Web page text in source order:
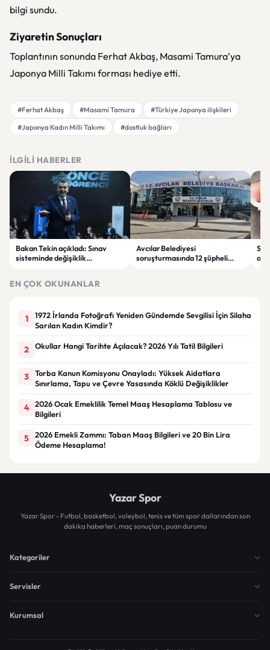
bilgi sundu.
Ziyaretin Sonuçları
Toplantının sonunda Ferhat Akbaş, Masami Tamura’ya
Japonya Milli Takımı forması hediye etti.
#Ferhat Akbaş #Masami Tamura
#Türkiye Japonya ilişkileri
#Japonya Kadın Milli Takımı
#dostluk bağları
İLGILI HABERLER
Bakan Tekin açıkladı: Sınav
sisteminde değişiklik
Avcılar Belediyesi
soruşturmasında 12 şüpheli
EN ÇOK OKUNANLAR
1
1972 İrlanda Fotoğrafı Yeniden Gündemde Sevgilisi İçin Silaha
Sarılan Kadın Kimdir?
2 Okullar Hangi Tarihte Açılacak? 2026 Yılı Tatil Bilgileri
3
Torba Kanun Komisyonu Onayladı: Yüksek Aidatlara
Sınırlama, Tapu ve Çevre Yasasında Köklü Değişiklikler
4
2026 Ocak Emeklilik Temel Maaş Hesaplama Tablosu ve
Bilgileri
5
2026 Emekli Zammı: Taban Maaş Bilgileri ve 20 Bin Lira
Ödeme Hesaplama!
Yazar Spor
Yazar Spor - Futbol, basketbol, voleybol, tenis ve tüm spor dallarından son
dakika haberleri, maç sonuçları, puan durumu
Kategoriler
Servisler
Kurumsal